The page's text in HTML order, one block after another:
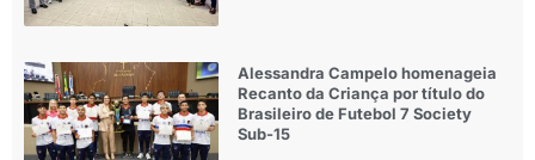
Alessandra Campelo homenageia
Recanto da Criança por título do
Brasileiro de Futebol 7 Society
Sub-15